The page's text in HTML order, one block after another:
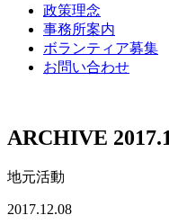
政策理念
事務所案内
ボランティア募集
お問い合わせ
ARCHIVE
地元活動
2017.12.08